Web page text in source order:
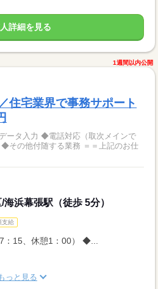
詳細を見る
1週間以内公開
住宅業界で事務サポート
する業務 ＝＝上記のお仕
浜幕張駅（徒歩 5分）
支給
：15、休憩1：00） ◆...
っと見る